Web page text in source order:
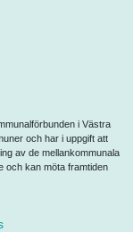
i Västra
och har i uppgift att
av de mellankommunala
och kan möta framtiden